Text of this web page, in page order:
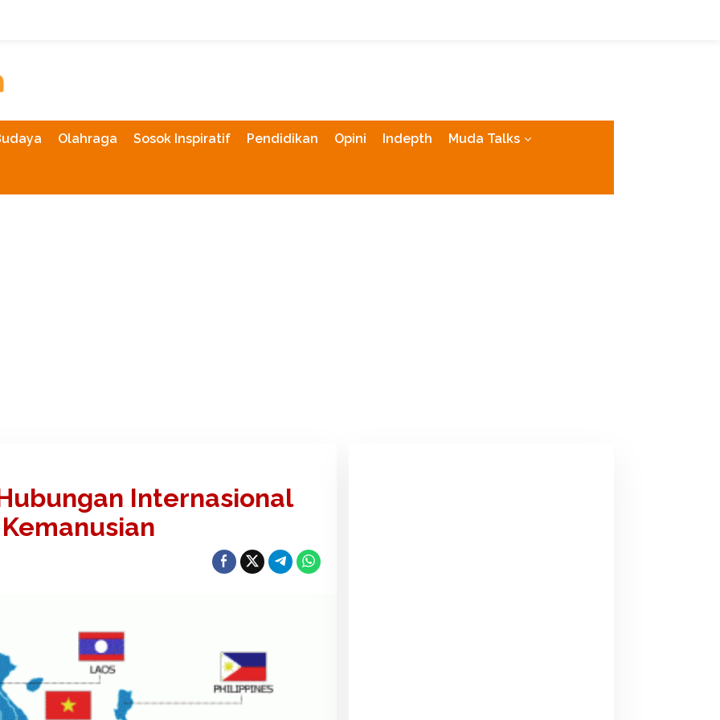
Olahraga Sosok Inspiratif Pendidikan Opini Indepth Muda Talks
Internasional